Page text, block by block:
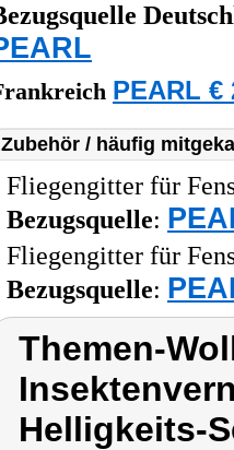
PEARL €
Zubehör / häufig
Fliegengitter für
Bezugsquelle:
Fliegengitter für
Bezugsquelle:
Themen-
Helligkeits-